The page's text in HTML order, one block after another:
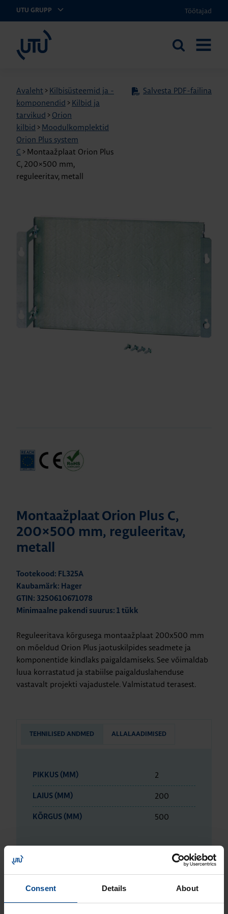
Consent Details About
UTU GRUPP Töötajad
Otsi
Avaleht > Kilbisüsteemid ja -
komponendid > Kilbid ja
tarvikud > Orion
kilbid > Moodulkomplektid
Orion Plus system
C > Montaažplaat Orion Plus
C, 200×500 mm,
reguleeritav, metall
Salvesta PDF-failina
Montaažplaat Orion Plus C,
200×500 mm, reguleeritav,
metall
Tootekood: FL325A
Kaubamärk: Hager
GTIN: 3250610671078
Minimaalne pakendi suurus: 1 tükk
Reguleeritava kõrgusega montaažplaat 200x500 mm
on mõeldud Orion Plus jaotuskilpides seadmete ja
komponentide kindlaks paigaldamiseks. See võimaldab
luua korrastatud ja stabiilse paigalduslahenduse
vastavalt projekti vajadustele. Valmistatud terasest.
TEHNILISED ANDMED ALLALAADIMISED
PIKKUS (MM) 2
LAIUS (MM) 200
KÕRGUS (MM) 500